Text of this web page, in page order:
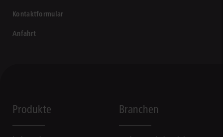
Kontaktformular
Anfahrt
Produkte Branchen